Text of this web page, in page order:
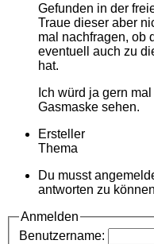
Gefunden in der
Traue dieser aber
mal nachfragen, ob
eventuell auch zu
hat.
Ich würd ja gern
Gasmaske sehen.
Ersteller
Thema
Du musst
antworten zu
Anmelden
Benutzername: